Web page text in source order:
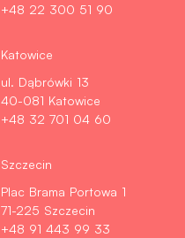
+48 22 300 51 90
Katowice
ul. Dąbrówki 13
40-081 Katowice
+48 32 701 04 60
Szczecin
Plac Brama Portowa 1
71-225 Szczecin
+48 91 443 99 33